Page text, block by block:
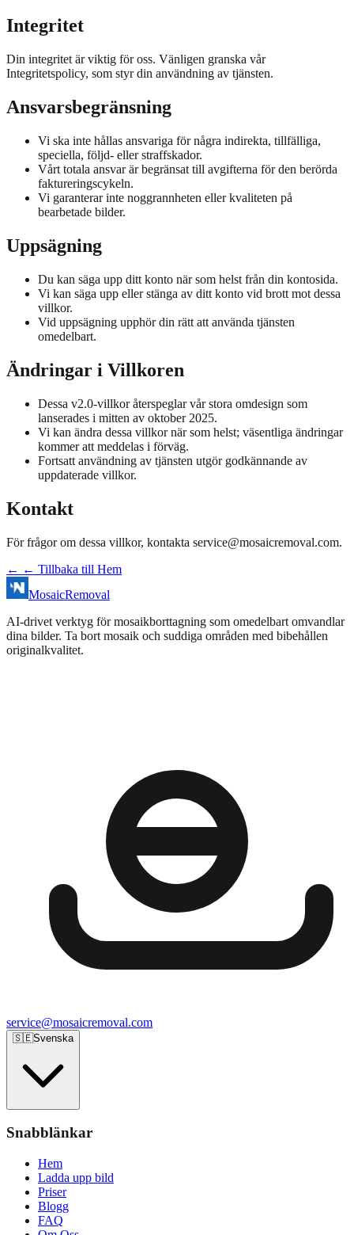
Integritet
Din integritet är viktig för oss. Vänligen granska vår
Integritetspolicy, som styr din användning av tjänsten.
Ansvarsbegränsning
Vi ska inte hållas ansvariga för några indirekta, tillfälliga,
speciella, följd- eller straffskador.
Vårt totala ansvar är begränsat till avgifterna för den berörda
faktureringscykeln.
Vi garanterar inte noggrannheten eller kvaliteten på
bearbetade bilder.
Uppsägning
Du kan säga upp ditt konto när som helst från din kontosida.
Vi kan säga upp eller stänga av ditt konto vid brott mot dessa
villkor.
Vid uppsägning upphör din rätt att använda tjänsten
omedelbart.
Ändringar i Villkoren
Dessa v2.0-villkor återspeglar vår stora omdesign som
lanserades i mitten av oktober 2025.
Vi kan ändra dessa villkor när som helst; väsentliga ändringar
kommer att meddelas i förväg.
Fortsatt användning av tjänsten utgör godkännande av
uppdaterade villkor.
Kontakt
För frågor om dessa villkor, kontakta service@mosaicremoval.com.
← ← Tillbaka till Hem
MosaicRemoval
AI‑drivet verktyg för mosaikborttagning som omedelbart omvandlar
dina bilder. Ta bort mosaik och suddiga områden med bibehållen
originalkvalitet.
service@mosaicremoval.com
🇸🇪Svenska
Snabblänkar
Hem
Ladda upp bild
Priser
Blogg
FAQ